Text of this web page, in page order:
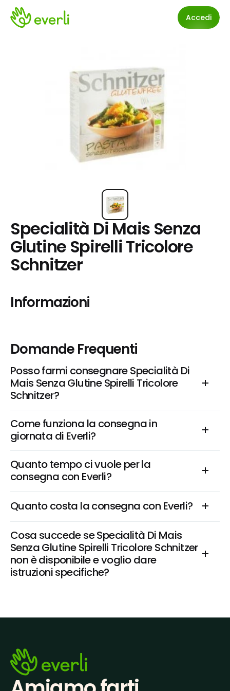
Accedi
Specialità Di Mais Senza
Glutine Spirelli Tricolore
Schnitzer
Informazioni
Domande Frequenti
Posso farmi consegnare Specialità Di
Mais Senza Glutine Spirelli Tricolore
Schnitzer?
Come funziona la consegna in
giornata di Everli?
Quanto tempo ci vuole per la
consegna con Everli?
Quanto costa la consegna con Everli?
Cosa succede se Specialità Di Mais
Senza Glutine Spirelli Tricolore Schnitzer
non è disponibile e voglio dare
istruzioni specifiche?